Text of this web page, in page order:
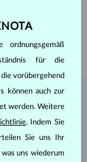
ATELIER
ordnungsgemäß
für die
vorübergehend
können auch zur
werden. Weitere
. Indem Sie
Sie uns Ihr
uns wiederum